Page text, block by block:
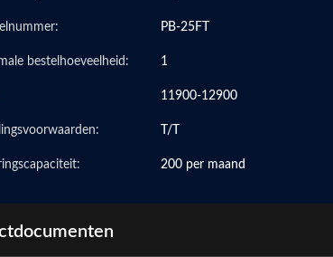
PB-25FT
bestelhoeveelheid: 1
11900-12900
T/T
200 per maand